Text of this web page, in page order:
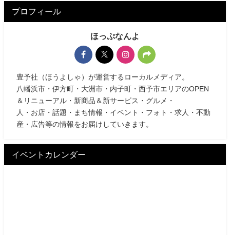
プロフィール
ほっぷなんよ
豊予社（ほうよしゃ）が運営するローカルメディア。
八幡浜市・伊方町・大洲市・内子町・西予市エリアのOPEN
＆リニューアル・新商品＆新サービス・グルメ・
人・お店・話題・まち情報・イベント・フォト・求人・不動
産・広告等の情報をお届けしていきます。
イベントカレンダー